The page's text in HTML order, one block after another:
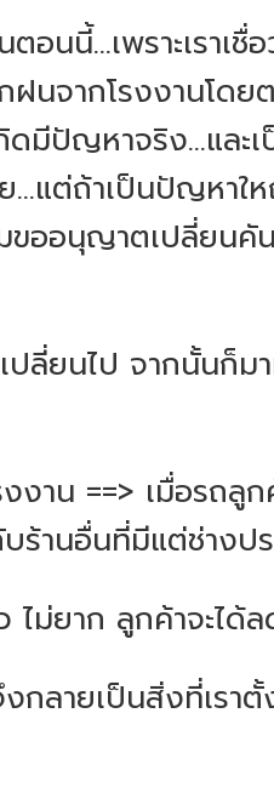
อนนี้...เพราะเราเ
นจากโรงงานโดย
ดมีปัญหาจริง...และ
แต่ถ้าเป็นปัญหาให
ขออนุญาตเปลี่ยน
ลี่ยนไป จากนั้นก็มา
งาน ==> เมื่อรถลู
านอื่นที่มีแต่ช่างปร
ไม่ยาก ลูกค้าจะได้
ลายเป็นสิ่งที่เราตั้